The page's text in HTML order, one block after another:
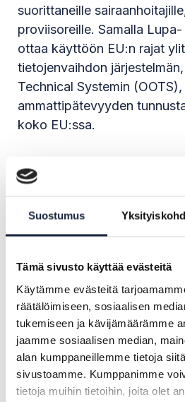
Suostumus
Tämä sivusto käyttää evästeitä
Käytämme evästeitä
räätälöimiseen, sosiaalisen
tukemiseen ja kävijämäärämme
jaamme sosiaalisen median,
alan kumppaneillemme tietoja
sivustoamme. Kumppanimme
tietoja muihin tietoihin, joita olet
suorittaneille
proviisoreille. Samalla
ottaa käyttöön EU:n rajat
tietojenvaihdon
Technical Systemin
ammattipätevyyden
koko EU:ssa.
KEHA-keskus toimii työ- ja
asetuksen (EU) 2018/1724
Digital Gateway) mukaisena
toimeenpanon koordinoinnin
lisäksi KEHA-keskus
viranomaisten käyttöön
kansalliset osat.
viranomaiset voivat liittyä
käyttäjiksi joustavasti pienin
kehityskustannuksin.